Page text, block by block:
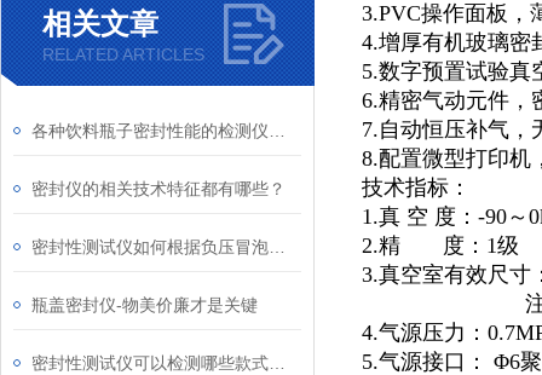
相关文章
RELATED ARTICLES
密封仪的相关技术特征都有哪些？
瓶盖密封仪-物美价廉才是关键
3.PVC操作面板，
4.增厚有机玻璃密
5.数字预置试验真
6.精密气动元件，
7.自动恒压补气，
8.配置微型打印机
技术指标：
1.真 空 度：-90～
2.精
度：1级
3.真空室有效尺寸
4.气源压力：
5.气源接口：
Φ6